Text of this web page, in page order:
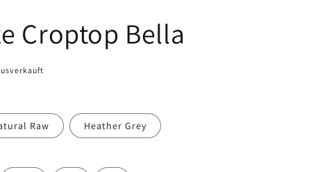
Croptop Bella
Raw Heather Grey